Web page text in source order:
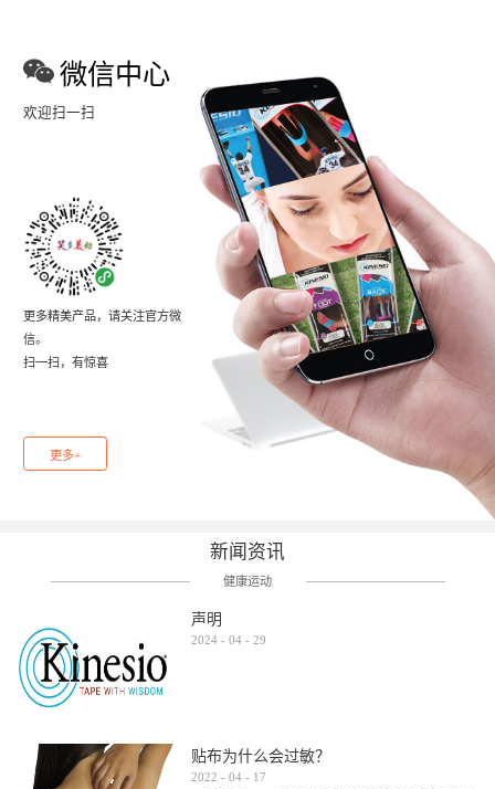
微信中心
欢迎扫一扫
更多精美产品，请关注官方微
信。
扫一扫，有惊喜
更多+
新闻资讯
健康运动
声明
2024 - 04 - 29
贴布为什么会过敏？
2022 - 04 - 17